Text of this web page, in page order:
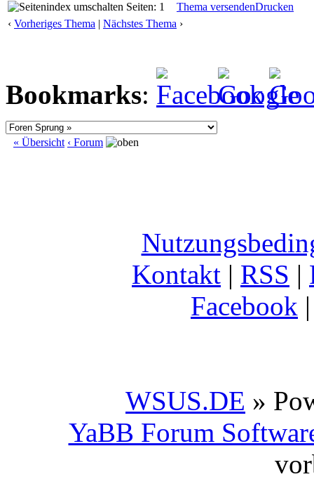
Seiten: 1 Thema versendenDrucken
‹ Vorheriges Thema | Nächstes Thema ›
Bookmarks:
« Übersicht ‹ Forum
Kontakt | RSS |
Facebook
WSUS.DE »
YaBB Forum